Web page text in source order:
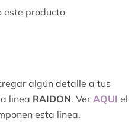
este producto
algún detalle a tus
linea RAIDON. Ver AQUI el
esta linea.